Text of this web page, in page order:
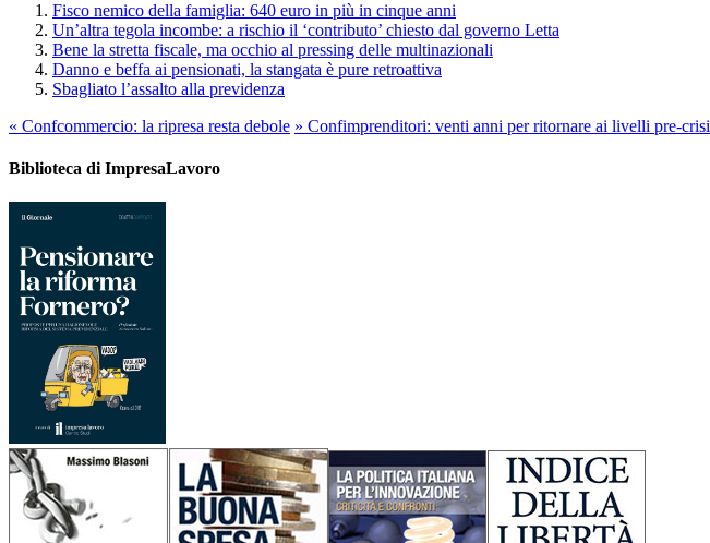
Fisco nemico della famiglia: 640 euro in più in cinque anni
Un’altra tegola incombe: a rischio il ‘contributo’ chiesto dal governo Letta
Bene la stretta fiscale, ma occhio al pressing delle multinazionali
Danno e beffa ai pensionati, la stangata è pure retroattiva
Sbagliato l’assalto alla previdenza
« Confcommercio: la ripresa resta debole » Confimprenditori: venti anni per ritornare ai livelli pre-crisi
Biblioteca di ImpresaLavoro